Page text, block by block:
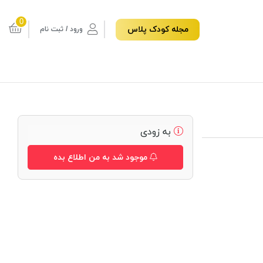
مجله کودک پلاس ورود / ثبت نام
0
به زودی
موجود شد به من اطلاع بده